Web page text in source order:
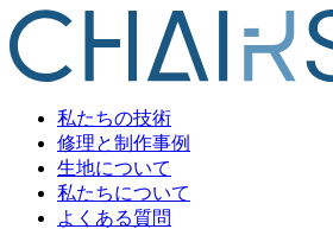
私たちの技術
修理と制作事例
生地について
私たちについて
よくある質問